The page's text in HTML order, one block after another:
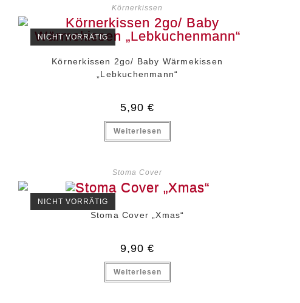
Körnerkissen
NICHT VORRÄTIG
Körnerkissen 2go/ Baby Wärmekissen
„Lebkuchenmann“
5,90€
Weiterlesen
Stoma Cover
NICHT VORRÄTIG
Stoma Cover „Xmas“
9,90€
Weiterlesen